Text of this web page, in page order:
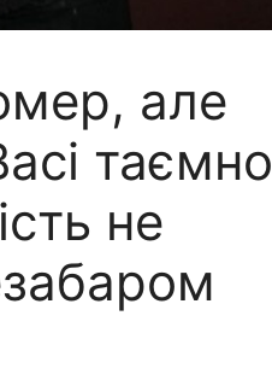
але
таємно
не